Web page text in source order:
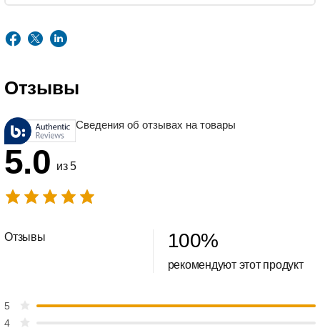
Отзывы
Сведения об отзывах на товары
5.0 из 5
Отзывы 100%
рекомендуют этот продукт
5
4